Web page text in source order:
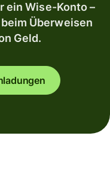
ein Wise-Konto –
Überweisen
Geld.